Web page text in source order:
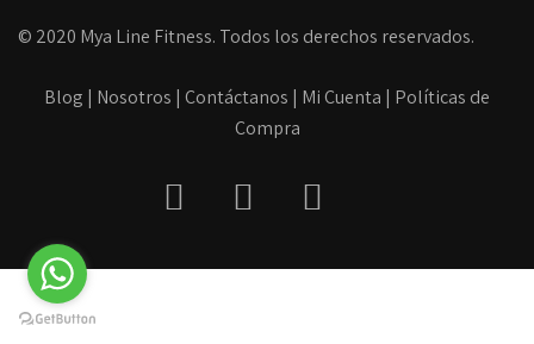
© 2020 Mya Line Fitness. Todos los derechos reservados.
Blog | Nosotros | Contáctanos | Mi Cuenta | Políticas de
Compra